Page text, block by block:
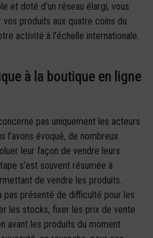
et doté d’un réseau élargi, vous
produits aux quatre coins du
activité à l'échelle internationale.
à la boutique en ligne
pas uniquement les acteurs
l’avons évoqué, de nombreux
leur façon de vendre leurs
s’est souvent résumée à
de vendre les produits.
pas présenté de difficulté pour les
les stocks, fixer les prix de vente
avant les produits du moment